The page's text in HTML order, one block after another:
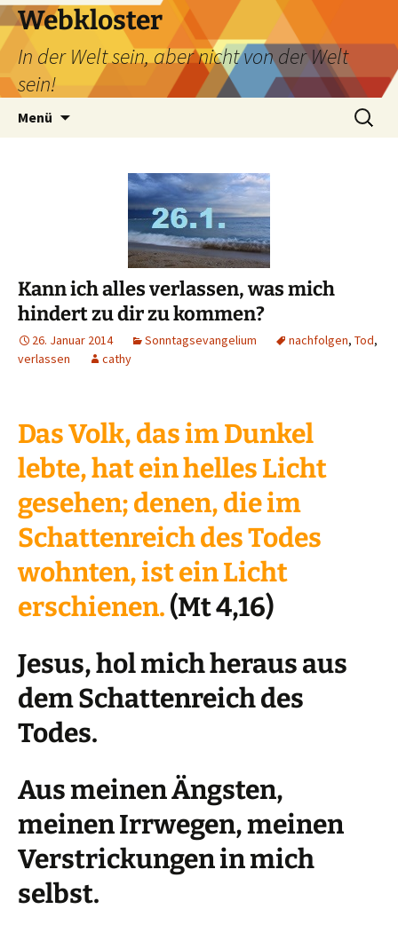
Webkloster
In der Welt sein, aber nicht von der Welt
sein!
Menü
Suchen
nach:
Kann ich alles verlassen, was mich
hindert zu dir zu kommen?
26. Januar 2014 Sonntagsevangelium nachfolgen, Tod,
verlassen
cathy
Das Volk, das im Dunkel
lebte, hat ein helles Licht
gesehen; denen, die im
Schattenreich des Todes
wohnten, ist ein Licht
erschienen.(Mt 4,16)
Jesus, hol mich heraus aus
dem Schattenreich des
Todes.
Aus meinen Ängsten,
meinen Irrwegen, meinen
Verstrickungen in mich
selbst.